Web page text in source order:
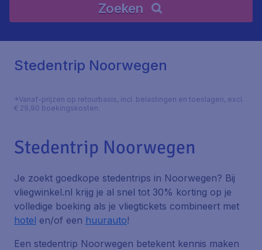
Zoeken
Stedentrip Noorwegen
*Vanaf-prijzen op retourbasis, incl. belastingen en toeslagen, excl.
€ 29,90 boekingskosten.
Stedentrip Noorwegen
Je zoekt goedkope stedentrips in Noorwegen? Bij
vliegwinkel.nl krijg je al snel tot 30% korting op je
volledige boeking als je vliegtickets combineert met
hotel en/of een huurauto!
Een stedentrip Noorwegen betekent kennis maken